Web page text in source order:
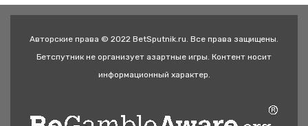
Авторские права © 2022 BetSputnik.ru. Все права защищены.
Бетспутник не организует азартные игры. Контент носит
информационный характер.